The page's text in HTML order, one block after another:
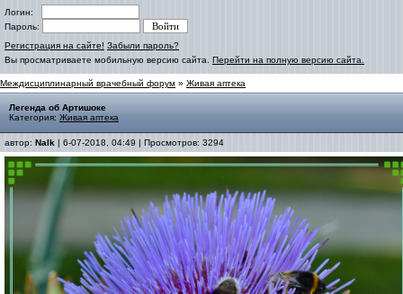
Логин:
Пароль:
Регистрация на сайте! Забыли пароль?
Вы просматриваете мобильную версию сайта. Перейти на полную версию сайта.
Междисциплинарный врачебный форум » Живая аптека
Легенда об Артишоке
Категория: Живая аптека
автор: Nalk | 6-07-2018, 04:49 | Просмотров: 3294